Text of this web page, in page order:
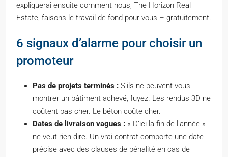
expliquerai ensuite comment nous, The Horizon Real
Estate, faisons le travail de fond pour vous – gratuitement.
6 signaux d’alarme pour choisir un
promoteur
Pas de projets terminés : S’ils ne peuvent vous
montrer un bâtiment achevé, fuyez. Les rendus 3D ne
coûtent pas cher. Le béton coûte cher.
Dates de livraison vagues : « D’ici la fin de l’année »
ne veut rien dire. Un vrai contrat comporte une date
précise avec des clauses de pénalité en cas de